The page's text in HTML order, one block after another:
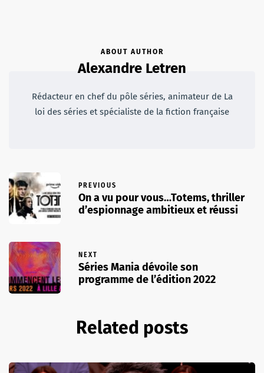
ABOUT AUTHOR
Alexandre Letren
Rédacteur en chef du pôle séries, animateur de La
loi des séries et spécialiste de la fiction française
PREVIOUS
On a vu pour vous…Totems, thriller
d’espionnage ambitieux et réussi
NEXT
Séries Mania dévoile son
programme de l’édition 2022
Related posts